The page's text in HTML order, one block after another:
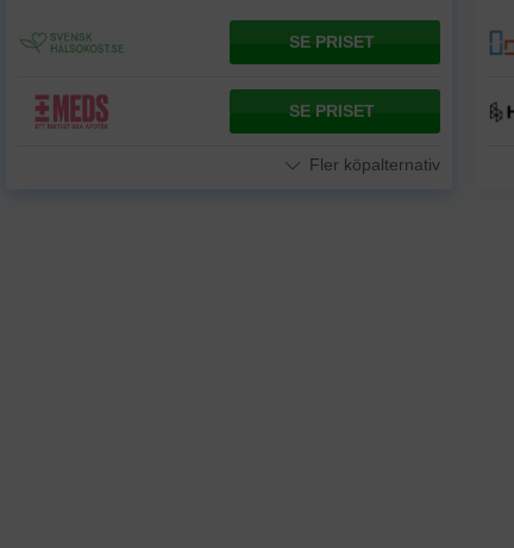
SE PRISET
SE PRISET
Fler köpalternativ